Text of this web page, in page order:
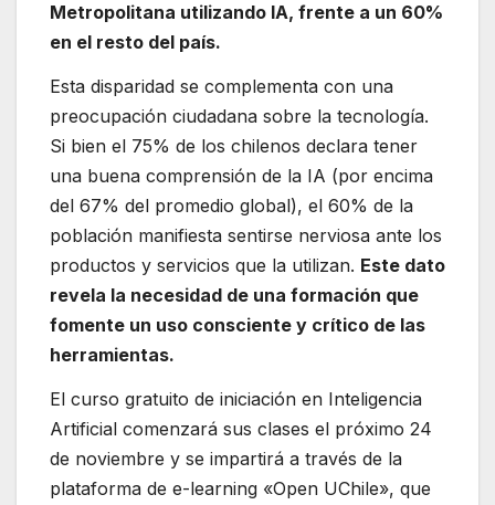
Metropolitana utilizando IA, frente a un 60%
en el resto del país.
Esta disparidad se complementa con una
preocupación ciudadana sobre la tecnología.
Si bien el 75% de los chilenos declara tener
una buena comprensión de la IA (por encima
del 67% del promedio global), el 60% de la
población manifiesta sentirse nerviosa ante los
productos y servicios que la utilizan. Este dato
revela la necesidad de una formación que
fomente un uso consciente y crítico de las
herramientas.
El curso gratuito de iniciación en Inteligencia
Artificial comenzará sus clases el próximo 24
de noviembre y se impartirá a través de la
plataforma de e-learning «Open UChile», que